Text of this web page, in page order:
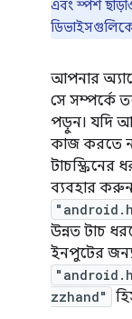
এবং স্পর্শ
আপনার
সে সম্পর্কে
পড়ুন। যদি
কাজ করতে
টাচস্ক্রিনের
ব্যবহার
উন্নত টাচ
ইনপুটের
zzhand"